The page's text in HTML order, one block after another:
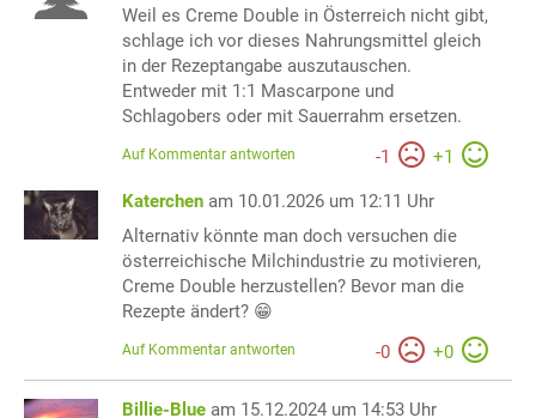
Weil es Creme Double in Österreich nicht gibt,
schlage ich vor dieses Nahrungsmittel gleich
in der Rezeptangabe auszutauschen.
Entweder mit 1:1 Mascarpone und
Schlagobers oder mit Sauerrahm ersetzen.
-1 +1
Auf Kommentar antworten
Katerchen am 10.01.2026 um 12:11 Uhr
Alternativ könnte man doch versuchen die
österreichische Milchindustrie zu motivieren,
Creme Double herzustellen? Bevor man die
Rezepte ändert? 😁
-0 +0
Auf Kommentar antworten
Billie-Blue am 15.12.2024 um 14:53 Uhr